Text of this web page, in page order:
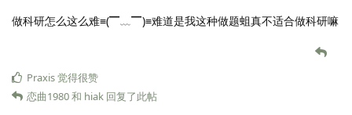
做科研怎么这么难≡(▔﹏▔)≡难道是我这种做题蛆真不适合做科研嘛
Praxis觉得很赞
恋曲1980和 hiak 回复了此帖